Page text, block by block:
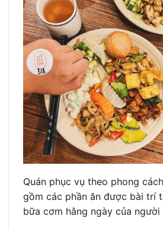
Quán phục vụ theo phong
gồm các phần ăn được bài trí
bữa cơm hằng ngày của người